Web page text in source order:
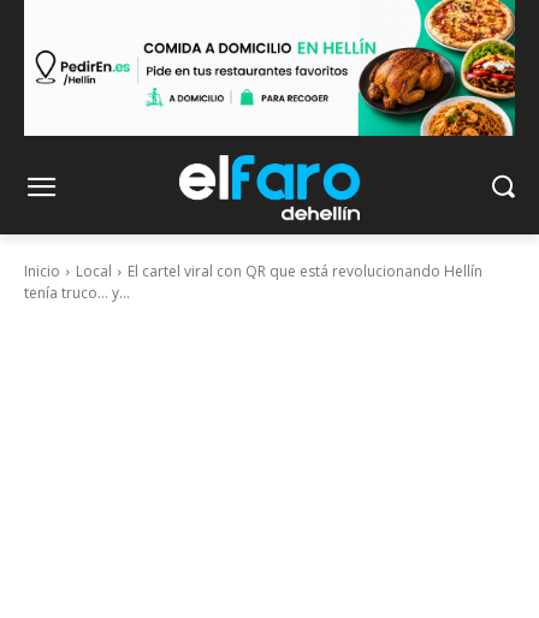
Inicio Local
El cartel viral con QR que está revolucionando Hellín
tenía truco… y...